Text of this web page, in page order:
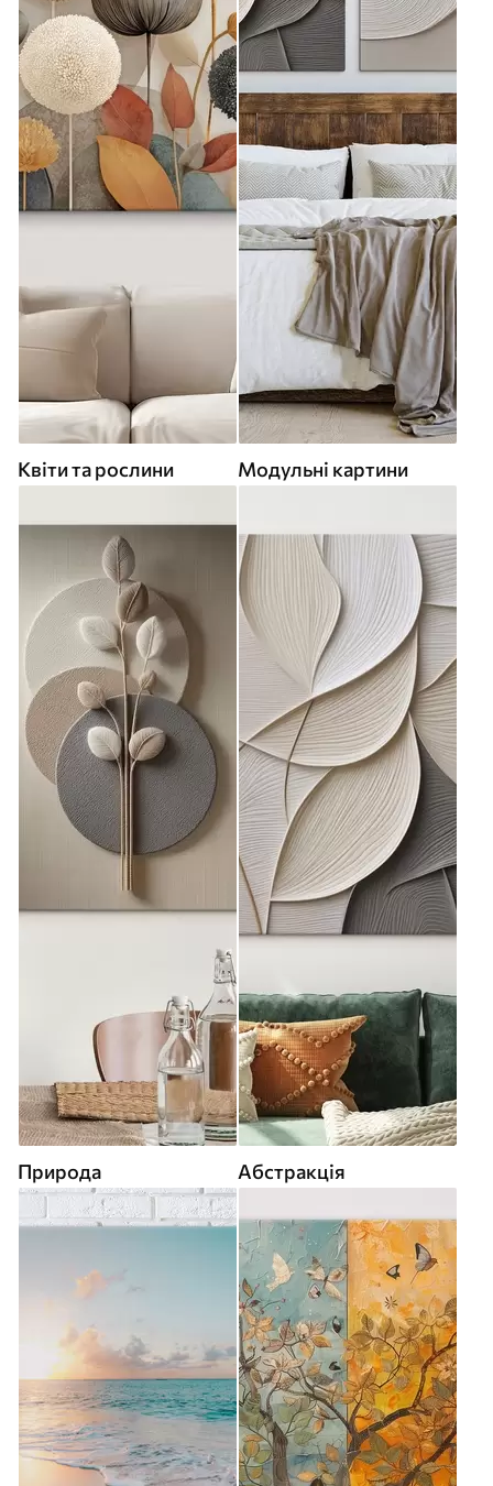
Квіти та рослини Модульні картини
Природа Абстракція